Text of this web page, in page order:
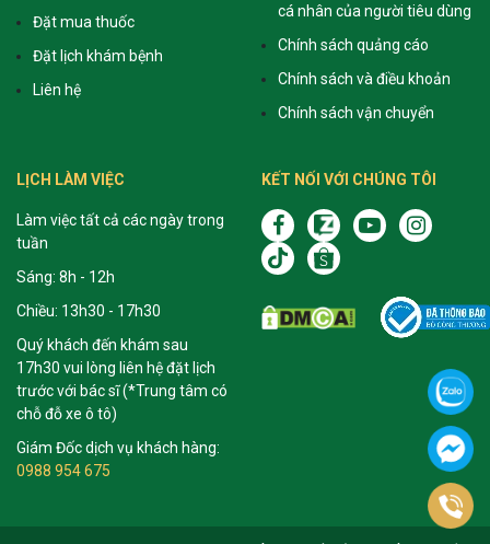
Đặt mua thuốc
Đặt lịch khám bệnh
Liên hệ
cá nhân của người tiêu dùng
Chính sách quảng cáo
Chính sách và điều khoản
Chính sách vận chuyển
LỊCH LÀM VIỆC
Làm việc tất cả các ngày trong
tuần
Sáng: 8h - 12h
Chiều: 13h30 - 17h30
Quý khách đến khám sau
17h30 vui lòng liên hệ đặt lịch
trước với bác sĩ (*Trung tâm có
chỗ đỗ xe ô tô)
Giám Đốc dịch vụ khách hàng:
0988 954 675
KẾT NỐI VỚI CHÚNG TÔI